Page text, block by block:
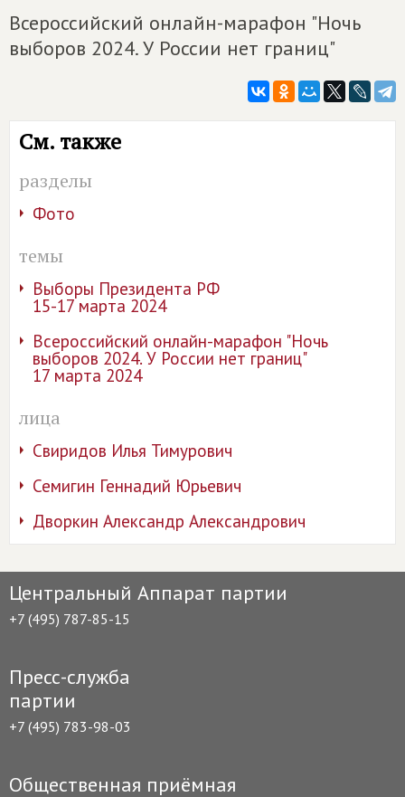
Всероссийский онлайн-марафон "Ночь
выборов 2024. У России нет границ"
См. также
разделы
Фото
темы
Выборы Президента РФ
15-17 марта 2024
Всероссийский онлайн-марафон "Ночь
выборов 2024. У России нет границ"
17 марта 2024
лица
Свиридов Илья Тимурович
Семигин Геннадий Юрьевич
Дворкин Александр Александрович
Центральный Аппарат партии
+7 (495) 787-85-15
Пресс-служба
партии
+7 (495) 783-98-03
Общественная приёмная